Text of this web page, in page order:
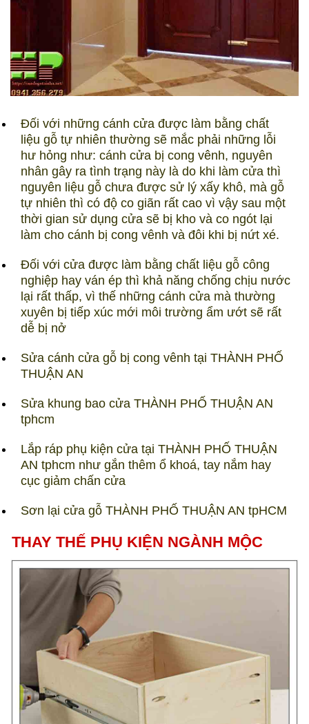
Đối với những cánh cửa được làm bằng chất
liệu gỗ tự nhiên thường sẽ mắc phải những lỗi
hư hỏng như: cánh cửa bị cong vênh, nguyên
nhân gây ra tình trạng này là do khi làm cửa thì
nguyên liệu gỗ chưa được sử lý xấy khô, mà gỗ
tự nhiên thì có độ co giãn rất cao vì vậy sau một
thời gian sử dụng cửa sẽ bị kho và co ngót lại
làm cho cánh bị cong vênh và đôi khi bị nứt xé.
Đối với cửa được làm bằng chất liệu gỗ công
nghiệp hay ván ép thì khả năng chống chịu nước
lại rất thấp, vì thế những cánh cửa mà thường
xuyên bị tiếp xúc mới môi trường ẩm ướt sẽ rất
dễ bị nở
Sửa cánh cửa gỗ bị cong vênh tại THÀNH PHỐ
THUẬN AN
Sửa khung bao cửa THÀNH PHỐ THUẬN AN
tphcm
Lắp ráp phụ kiện cửa tại THÀNH PHỐ THUẬN
AN tphcm như gắn thêm ổ khoá, tay nắm hay
cục giảm chấn cửa
Sơn lại cửa gỗ THÀNH PHỐ THUẬN AN tpHCM
THAY THẾ PHỤ KIỆN NGÀNH MỘC